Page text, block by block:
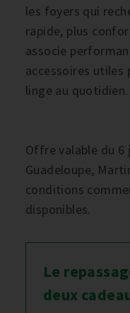
les foyers qui
rapide, plus
associe
accessoires
linge au quotidien.
Offre valable du 6
Guadeloupe,
conditions
disponibles.
Le
deux